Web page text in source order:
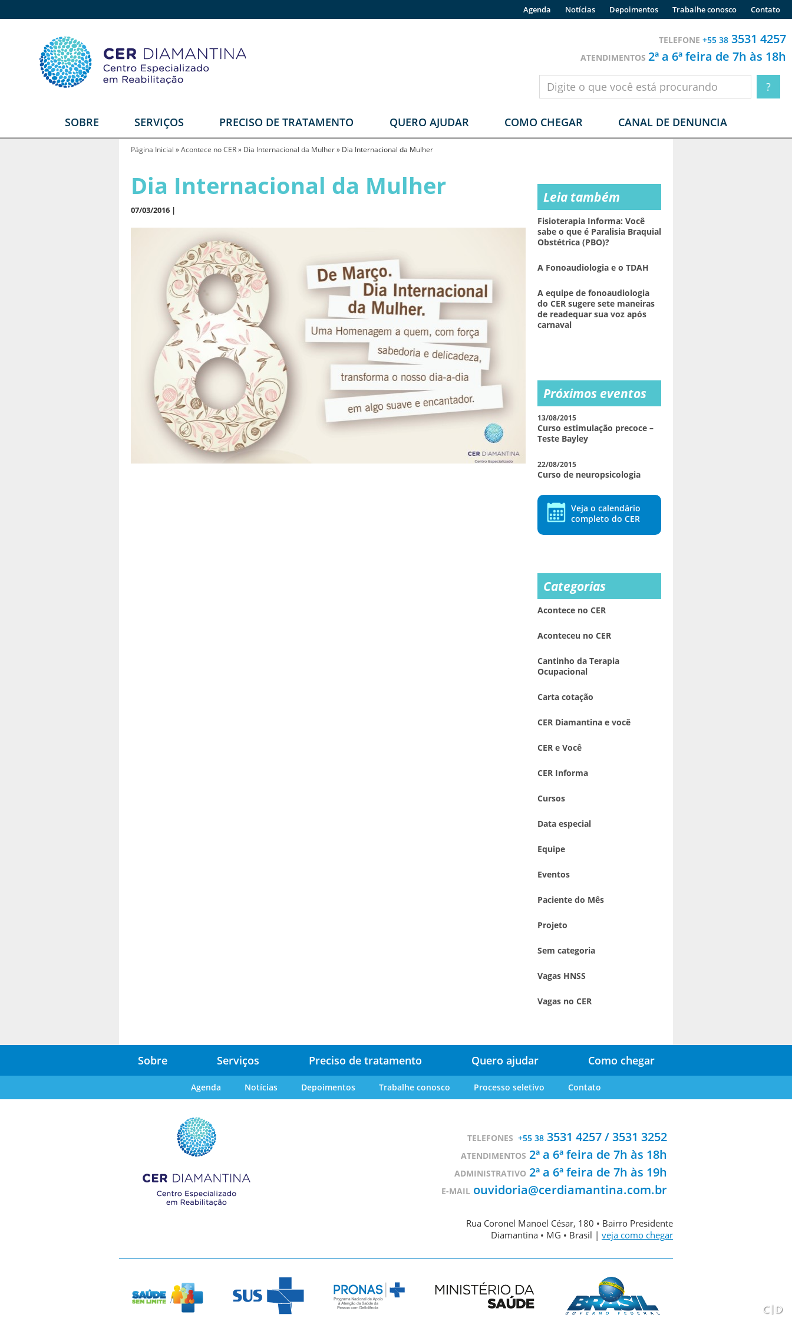
Agenda Notícias Depoimentos Trabalhe conosco Contato
TELEFONE +55 38 3531 4257
ATENDIMENTOS 2ª a 6ª feira de 7h às 18h
SOBRE
Video institucional
SERVIÇOS
Reabilitação Física
Estomia
Terapêuticos
Reabilitação Intelectual
Reabilitação Visual
Ambulatório
de
feridas
Toxina
Botulínica
Pediasuit
Esporte-
terapia
Odontologia
Cinoterapia
Triagem
Auditiva
Neonatal
Órtese e Prótese
PRECISO DE TRATAMENTO QUERO AJUDAR
Faça sua doação
COMO CHEGAR CANAL DE DENUNCIA
Página Inicial »Acontece no CER» Dia Internacional da Mulher» Dia Internacional da Mulher
Dia Internacional da Mulher
07/03/2016 |
Leia também
Fisioterapia Informa: Você
sabe o que é Paralisia Braquial
Obstétrica (PBO)?
A Fonoaudiologia e o TDAH
A equipe de fonoaudiologia
do CER sugere sete maneiras
de readequar sua voz após
carnaval
Próximos eventos
13/08/2015
Curso estimulação precoce –
Teste Bayley
22/08/2015
Curso de neuropsicologia
Veja o calendário
completo do CER
Categorias
Acontece no CER
Aconteceu no CER
Cantinho da Terapia
Ocupacional
Carta cotação
CER Diamantina e você
CER e Você
CER Informa
Cursos
Data especial
Equipe
Eventos
Paciente do Mês
Projeto
Sem categoria
Vagas HNSS
Vagas no CER
Sobre Serviços Preciso de tratamento Quero ajudar Como chegar
Agenda Notícias Depoimentos Trabalhe conosco Processo seletivo Contato
TELEFONES +55 38 3531 4257 / 3531 3252
ATENDIMENTOS 2ª a 6ª feira de 7h às 18h
ADMINISTRATIVO 2ª a 6ª feira de 7h às 19h
E-MAIL ouvidoria@cerdiamantina.com.br
Rua Coronel Manoel César, 180 • Bairro Presidente
Diamantina • MG • Brasil | veja como chegar